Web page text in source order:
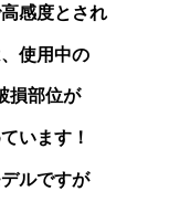
感度とされ
使用中の
損部位が
います！
ルですが